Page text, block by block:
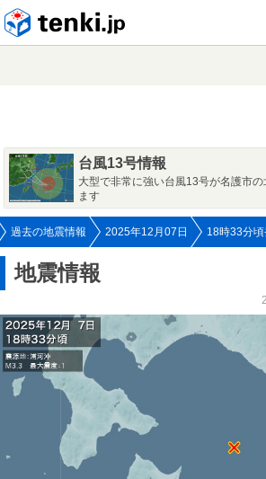
台風13号情報
大型で非常に強い台風13号が名護市
ます
過去の地震情報 2025年12月07日 18時33分
地震情報